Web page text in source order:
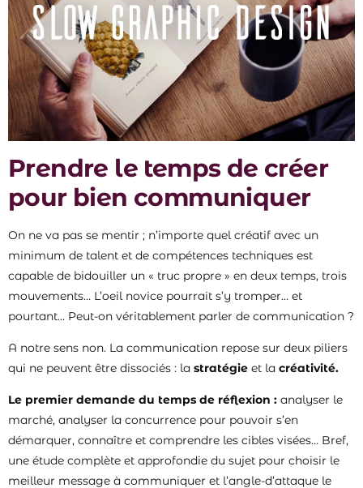
Prendre le temps de créer
pour bien communiquer
On ne va pas se mentir ; n’importe quel créatif avec un
minimum de talent et de compétences techniques est
capable de bidouiller un « truc propre » en deux temps, trois
mouvements… L’oeil novice pourrait s’y tromper… et
pourtant… Peut-on véritablement parler de communication ?
A notre sens non. La communication repose sur deux piliers
qui ne peuvent être dissociés : la stratégie et la créativité.
Le premier demande du temps de réflexion : analyser le
marché, analyser la concurrence pour pouvoir s’en
démarquer, connaître et comprendre les cibles visées… Bref,
une étude complète et approfondie du sujet pour choisir le
meilleur message à communiquer et l’angle-d’attaque le